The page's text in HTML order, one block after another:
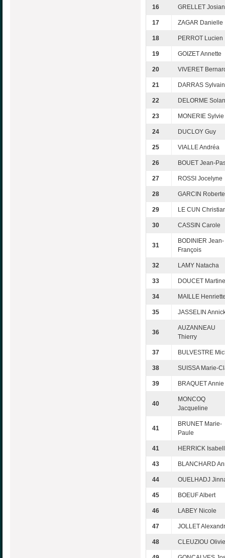
16 GRELLET
17 ZAGAR Danielle
18 PERROT Lucien
19 GOIZET Annette
20 VIVERET
21 DARRAS
22 DELORME
23 MONERIE Sylvie
24 DUCLOY Guy
25 VIALLE Andréa
26 BOUET Jean-
27 ROSSI Jocelyne
28 GARCIN Roberte
29 LE CUN
30 CASSIN Carole
31
BODINIER Jean-
François
32 LAMY Natacha
33 DOUCET Martine
34 MAILLE
35 JASSELIN
36
AUZANNEAU
Thierry
37 BULVESTRE
38 SUISSA Marie-
39 BRAQUET Annie
40
MONCOQ
Jacqueline
41
BRUNET Marie-
Paule
41 HERRICK
43 BLANCHARD
44 OUELHADJ
45 BOEUF Albert
46 LABEY Nicole
47 JOLLET
48 CLEUZIOU